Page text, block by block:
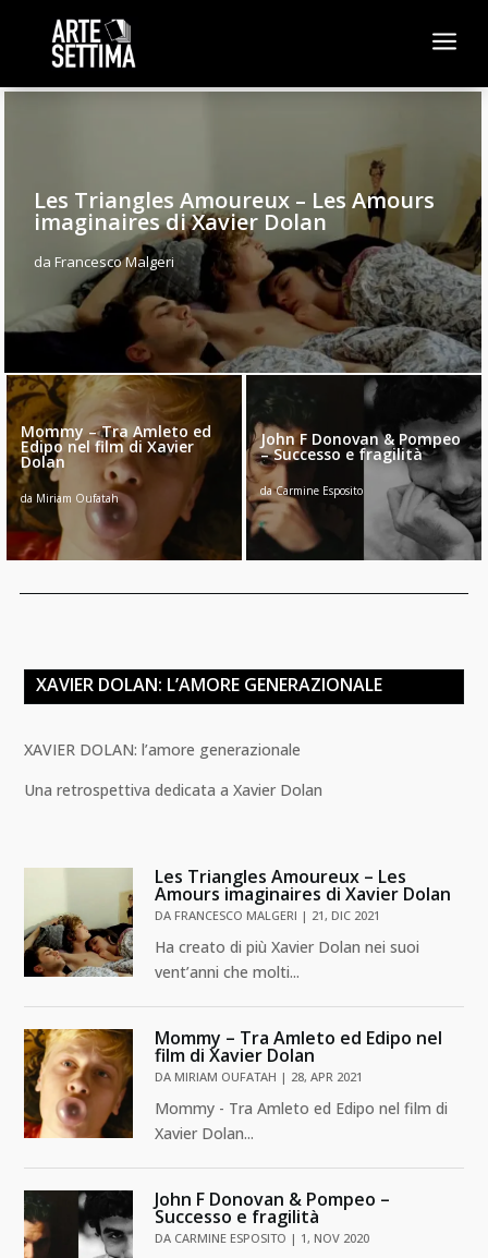
a
Les Triangles Amoureux – Les Amours
imaginaires di Xavier Dolan
da Francesco Malgeri
Mommy – Tra Amleto ed
Edipo nel film di Xavier
Dolan
da Miriam Oufatah
John F Donovan & Pompeo
– Successo e fragilità
daCarmine Esposito
XAVIER DOLAN: L’AMORE GENERAZIONALE
XAVIER DOLAN: l’amore generazionale
Una retrospettiva dedicata a Xavier Dolan
Les Triangles Amoureux – Les
Amours imaginaires di Xavier Dolan
DA FRANCESCO MALGERI | 21, DIC 2021
Ha creato di più Xavier Dolan nei suoi
vent’anni che molti...
Mommy – Tra Amleto ed Edipo nel
film di Xavier Dolan
DA MIRIAM OUFATAH | 28, APR 2021
Mommy - Tra Amleto ed Edipo nel film di
Xavier Dolan...
John F Donovan & Pompeo –
Successo e fragilità
DA CARMINE ESPOSITO | 1, NOV 2020